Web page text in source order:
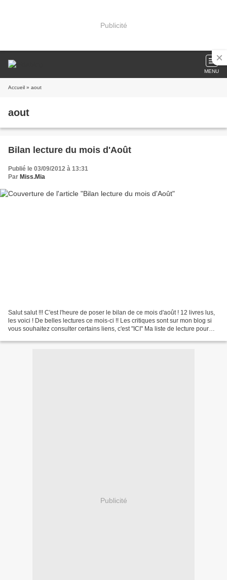
Publicité
MENU
Accueil » aout
aout
Bilan lecture du mois d'Août
Publié le 03/09/2012 à 13:31
Par Miss.Mia
Salut salut !!! C'est l'heure de poser le bilan de ce mois d'août ! 12 livres lus,
les voici ! De belles lectures ce mois-ci !! Les critiques sont sur mon blog si
vous souhaitez consulter certains liens, c'est "ICI" Ma liste de lecture pour
Publicité